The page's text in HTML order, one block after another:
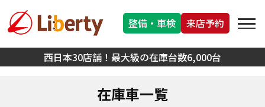
西日本30店舗！最大級の在庫台数6,000台
整備・車検 来店予約
在庫車一覧